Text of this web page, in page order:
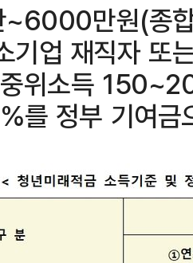
만원(종
기업 재직자
위소득
를 정부 기여금